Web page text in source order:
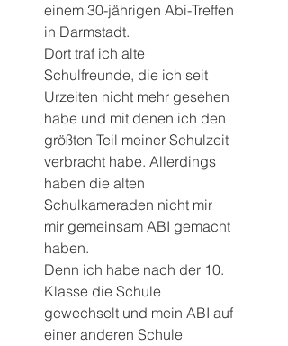
einem 30-jährigen Abi-Treffen
in Darmstadt.
Dort traf ich alte
Schulfreunde, die ich seit
Urzeiten nicht mehr gesehen
habe und mit denen ich den
größten Teil meiner Schulzeit
verbracht habe. Allerdings
haben die alten
Schulkameraden nicht mir
mir gemeinsam ABI gemacht
haben.
Denn ich habe nach der 10.
Klasse die Schule
gewechselt und mein ABI auf
einer anderen Schule